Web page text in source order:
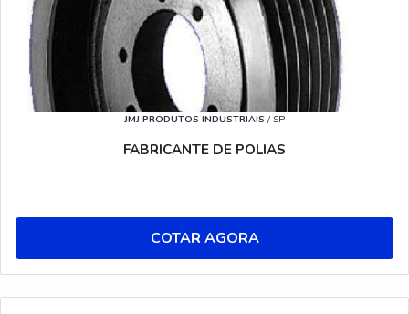
JMJ PRODUTOS INDUSTRIAIS / SP
FABRICANTE DE POLIAS
COTAR AGORA